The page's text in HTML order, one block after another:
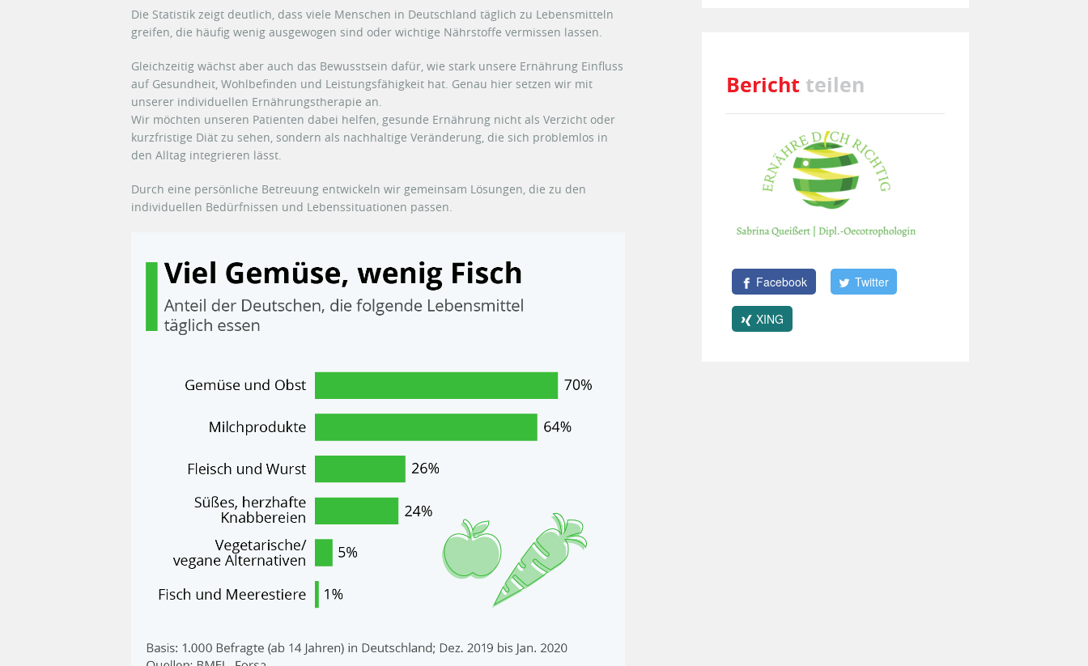
Die Statistik zeigt deutlich, dass viele Menschen in Deutschland täglich zu Lebensmitteln
greifen, die häufig wenig ausgewogen sind oder wichtige Nährstoffe vermissen lassen.
Gleichzeitig wächst aber auch das Bewusstsein dafür, wie stark unsere Ernährung Einfluss
auf Gesundheit, Wohlbefinden und Leistungsfähigkeit hat. Genau hier setzen wir mit
unserer individuellen Ernährungstherapie an.
Wir möchten unseren Patienten dabei helfen, gesunde Ernährung nicht als Verzicht oder
kurzfristige Diät zu sehen, sondern als nachhaltige Veränderung, die sich problemlos in
den Alltag integrieren lässt.
Durch eine persönliche Betreuung entwickeln wir gemeinsam Lösungen, die zu den
individuellen Bedürfnissen und Lebenssituationen passen.
Bericht teilen
Facebook Twitter
XING